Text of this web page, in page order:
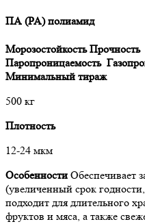
ПА (PA) полиамид
Морозостойкость Прочность
Паропроницаемость
Минимальный тираж
500 кг
Плотность
12-24 мкм
Особенности Обеспечивает
(увеличенный срок
подходит для длительного
фруктов и мяса, а также